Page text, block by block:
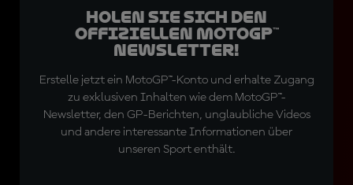
Holen Sie sich den
offiziellen MotoGP™
Newsletter!
Erstelle jetzt ein MotoGP™-Konto und erhalte Zugang
zu exklusiven Inhalten wie dem MotoGP™-
Newsletter, den GP-Berichten, unglaubliche Videos
und andere interessante Informationen über
unseren Sport enthält.